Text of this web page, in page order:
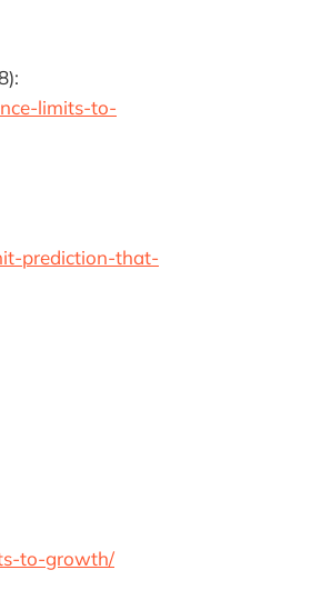
limits-to-
prediction-that-
to-growth/